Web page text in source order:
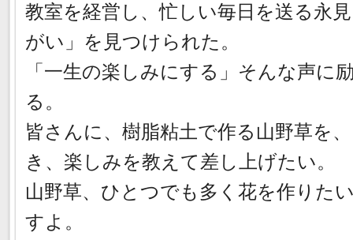
教室を経営し、忙しい毎日を送る永
がい」を見つけられた。
「一生の楽しみにする」そんな声に
る。
皆さんに、樹脂粘土で作る山野草を
き、楽しみを教えて差し上げたい。
山野草、ひとつでも多く花を作りた
すよ。